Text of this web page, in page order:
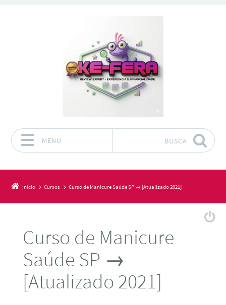
MENU BUSCA
Início Cursos Curso de Manicure Saúde SP → [Atualizado 2021]
Curso de Manicure
Saúde SP →
[Atualizado 2021]